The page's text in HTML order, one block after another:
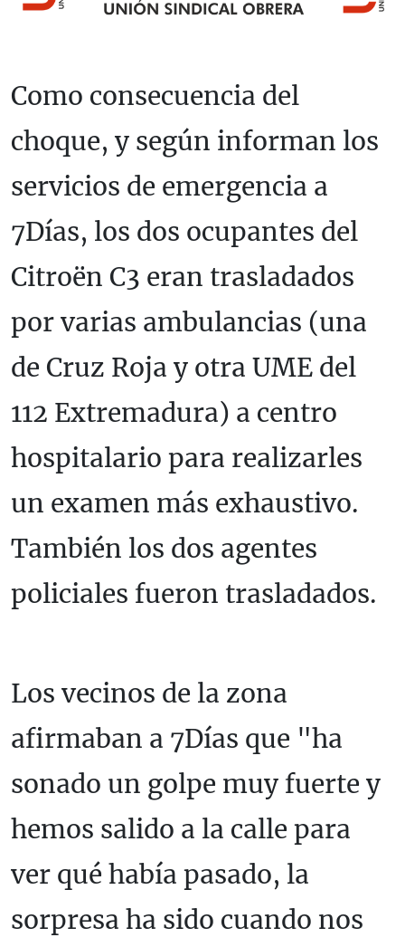
Como consecuencia del
choque, y según informan los
servicios de emergencia a
7Días, los dos ocupantes del
Citroën C3 eran trasladados
por varias ambulancias (una
de Cruz Roja y otra UME del
112 Extremadura) a centro
hospitalario para realizarles
un examen más exhaustivo.
También los dos agentes
policiales fueron trasladados.
Los vecinos de la zona
afirmaban a 7Días que "ha
sonado un golpe muy fuerte y
hemos salido a la calle para
ver qué había pasado, la
sorpresa ha sido cuando nos